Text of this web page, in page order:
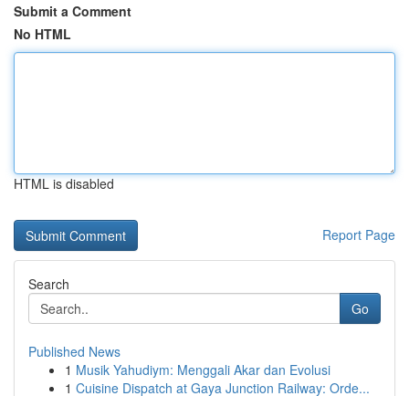
Submit a Comment
No HTML
HTML is disabled
Report Page
Search
Go
Published News
1 Musik Yahudiym: Menggali Akar dan Evolusi
1 Cuisine Dispatch at Gaya Junction Railway: Orde...